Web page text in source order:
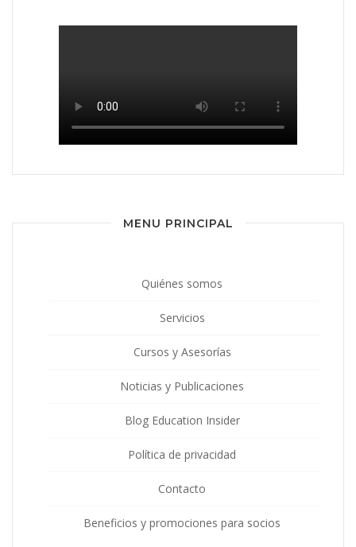
MENU PRINCIPAL
Quiénes somos
Servicios
Cursos y Asesorías
Noticias y Publicaciones
Blog Education Insider
Política de privacidad
Contacto
Beneficios y promociones para socios